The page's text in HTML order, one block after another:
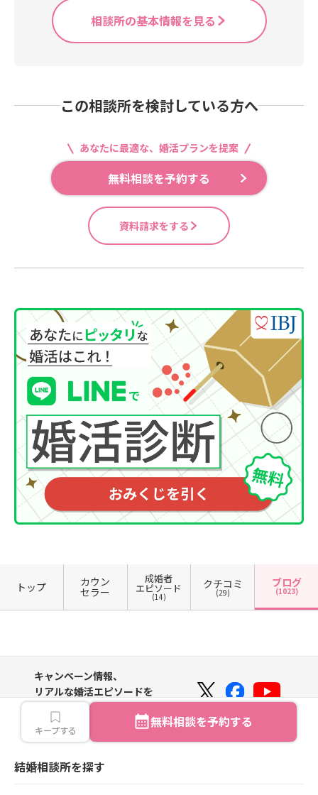
相談所の基本情報を見る
この相談所を検討している方へ
あなたに最適な、婚活プランを提案
無料相談を予約する
資料請求をする
トップ カウン
セラー
成婚者
エピソード
(14)
クチコミ
(29)
ブログ
(1023)
キープする 無料相談を予約する
キャンペーン情報、
リアルな婚活エピソードを
SNSからもGETしよう！
結婚相談所を探す